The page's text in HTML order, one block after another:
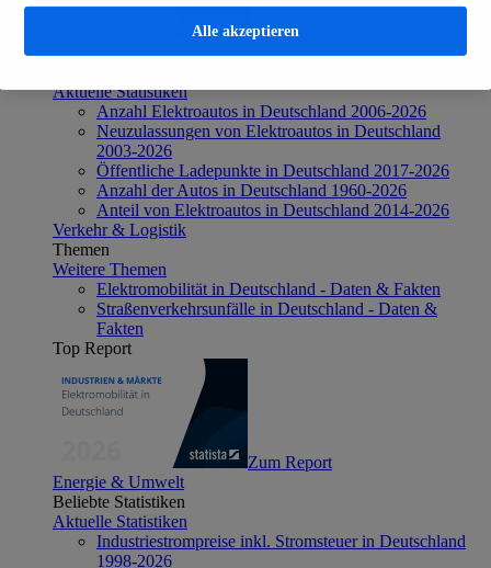
Zum Report
Verkehr & Logistik
Aktuelle Statistiken
Anzahl Elektroautos in Deutschland 2006-2026
Neuzulassungen von Elektroautos in Deutschland
2003-2026
Öffentliche Ladepunkte in Deutschland 2017-2026
Anzahl der Autos in Deutschland 1960-2026
Anteil von Elektroautos in Deutschland 2014-2026
Verkehr & Logistik
Themen
Weitere Themen
Elektromobilität in Deutschland - Daten & Fakten
Straßenverkehrsunfälle in Deutschland - Daten &
Fakten
Top Report
Zum Report
Energie & Umwelt
Beliebte Statistiken
Aktuelle Statistiken
Industriestrompreise inkl. Stromsteuer in Deutschland
1998-2026
Alle akzeptieren